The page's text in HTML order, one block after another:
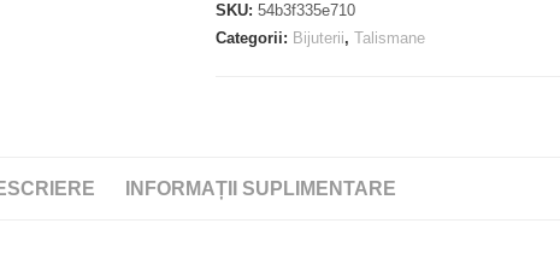
SKU:54b3f335e710
Categorii: Bijuterii,Talismane
INFORMAȚII SUPLIMENTARE